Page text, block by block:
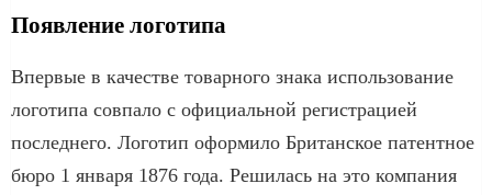
Появление логотипа
Впервые в качестве товарного знака использование
логотипа совпало с официальной регистрацией
последнего. Логотип оформило Британское патентное
бюро 1 января 1876 года. Решилась на это компания